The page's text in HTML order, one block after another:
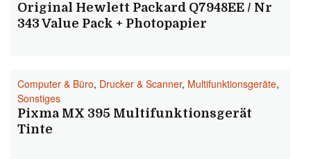
Original Hewlett Packard Q7948EE / Nr
343 Value Pack + Photopapier
Computer & Büro, Drucker & Scanner, Multifunktionsgeräte,
Sonstiges
Pixma MX 395 Multifunktionsgerät
Tinte